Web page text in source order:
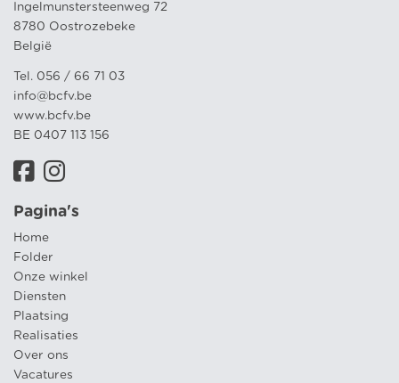
Ingelmunstersteenweg 72
8780 Oostrozebeke
België
Tel. 056 / 66 71 03
info@bcfv.be
www.bcfv.be
BE 0407 113 156
Pagina's
Home
Folder
Onze winkel
Diensten
Plaatsing
Realisaties
Over ons
Vacatures